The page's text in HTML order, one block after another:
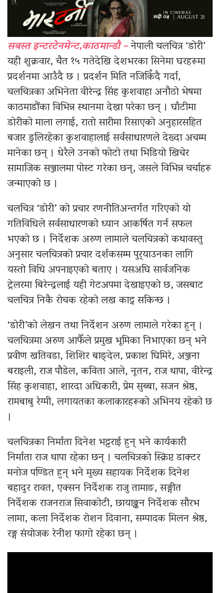
सबस्त इन्टरटेनमेन्ट,काठमान्डौ –नेपाली चलचित्र ‘डोरी’
यही शुक्रवार, चैत १५ गतेदेखि देशभरका सिनेमा घरहरूमा
प्रदर्शनमा आउँदै छ । प्रदर्शन मिति नजिकिँदै गर्दा,
चलचित्रका अभिनेता वीरेन्द्र सिंह कुशवाहा अनौठो भेषमा
काठमाडौंका विभिन्न स्थानमा देखा परेका छन् । घाँटीमा
डोरीको माला लगाई, रातो सारीमा रिसाएको अनुहारसहित
बजार डुलिरहेका कुशवाहालाई सर्वसाधारणले देख्दा अचम्म
मानेका छन् । धेरैले उनको फोटो तथा भिडियो खिचेर
सामाजिक सञ्जालमा पोस्ट गरेका छन्, जसले विभिन्न चर्चाहरू
जन्माएको छ ।
चलचित्र ‘डोरी’ को प्रचार रणनीतिअन्तर्गत गरिएको यो
गतिविधिले सर्वसाधारणको ध्यान आकर्षित गर्न सफल
भएको छ । निर्देशक अरुण लामाले चलचित्रको कथावस्तु
अनुसार चलचित्रको प्रचार दर्शकसम्म पुर्‍याउनका लागि
यस्तो विधि अपनाइएको बताए । यसअघि सार्वजनिक
ट्रेलरमा बिरेन्द्रलाई यही गेटअपमा देखाइएको छ, जसबाट
चलचित्र निकै रोचक रहेको लख काट्न सकिन्छ ।
‘डोरी’को लेखन तथा निर्देशन अरुण लामाले गरेका हुन् ।
चलचित्रमा अरुण आफैँले प्रमुख भूमिका निभाएका छन् भने
प्रवीण खतिवडा, शिशिर बाङ्देल, प्रकाश घिमिरे, अञ्जना
बराइली, राज पौडेल, कविता आले, नूतन, राज थापा, वीरेन्द्र
सिंह कुशवाहा, शारदा अधिकारी, प्रेम सुब्बा, सजन श्रेष्ठ,
रामबाबु रेग्मी, लगायतका कलाकारहरूको अभिनय रहेको छ
।
चलचित्रका निर्माता दिनेश भट्टराई हुन् भने कार्यकारी
निर्माता राज थापा रहेका छन् । चलचित्रको स्क्रिप्ट डाक्टर
मनोज पण्डित हुन् भने मुख्य सहायक निर्देशक दिनेश
बहादुर रावत, एक्सन निर्देशक राजु तामाङ, सङ्गीत
निर्देशक राजनराज सिवाकोटी, छायाङ्कन निर्देशक सौरभ
लामा, कला निर्देशक रोशन दिवाना, सम्पादक मिलन श्रेष्ठ,
रङ्ग संयोजक रेनीश फागो रहेका छन् ।